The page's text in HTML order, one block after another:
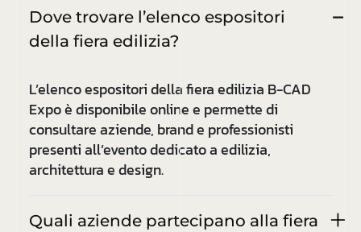
Dove trovare l’elenco espositori
della fiera edilizia?
L’elenco espositori della fiera edilizia B-CAD
Expo è disponibile online e permette di
consultare aziende, brand e professionisti
presenti all’evento dedicato a edilizia,
architettura e design.
Quali aziende partecipano alla fiera